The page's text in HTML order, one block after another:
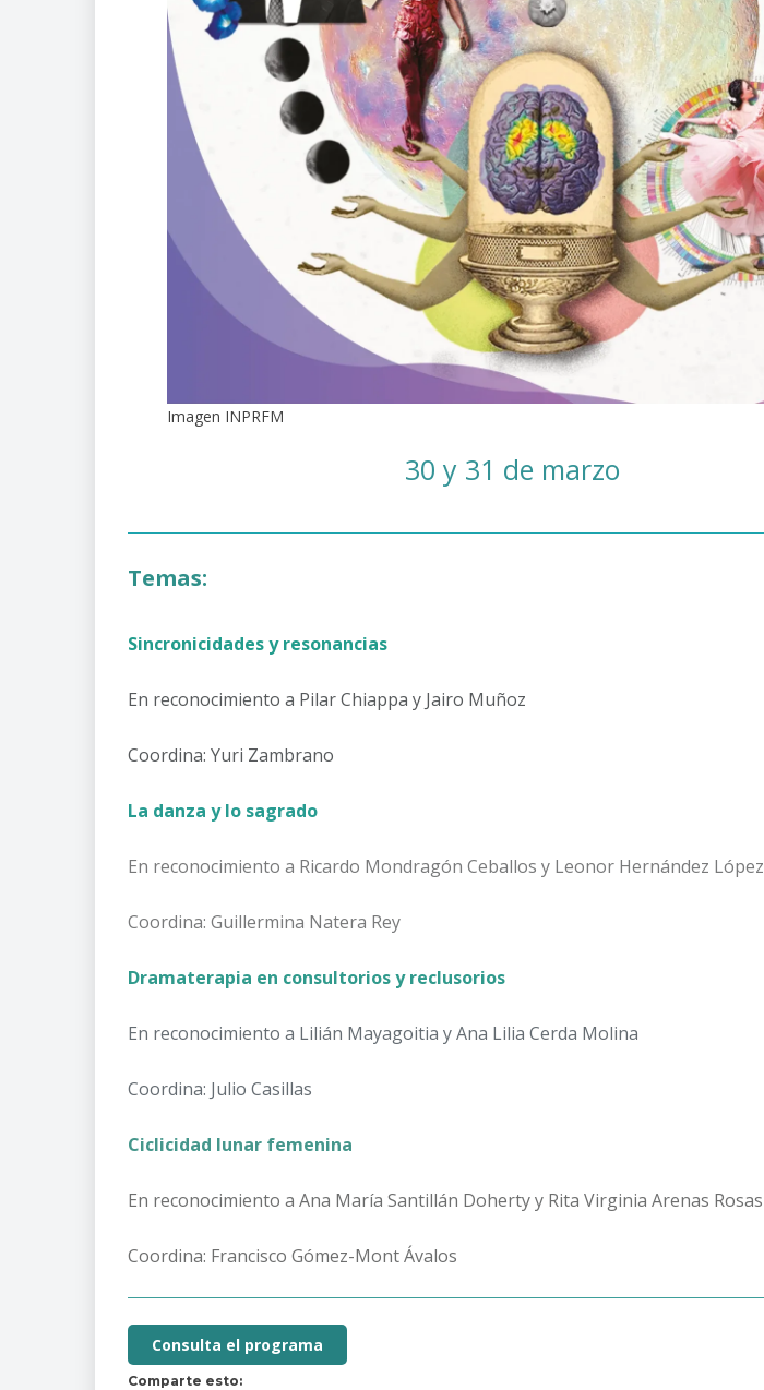
Imagen INPRFM
30 y 31 de marzo
Temas:
Sincronicidades y resonancias
En reconocimiento a Pilar Chiappa y Jairo Muñoz
Coordina: Yuri Zambrano
La danza y lo sagrado
En reconocimiento a Ricardo Mondragón Ceballos y Leonor Hernández López
Coordina: Guillermina Natera Rey
Dramaterapia en consultorios y reclusorios
En reconocimiento a Lilián Mayagoitia y Ana Lilia Cerda Molina
Coordina: Julio Casillas
Ciclicidad lunar femenina
En reconocimiento a Ana María Santillán Doherty y Rita Virginia Arenas Rosas
Coordina: Francisco Gómez-Mont Ávalos
Consulta el programa
Comparte esto: